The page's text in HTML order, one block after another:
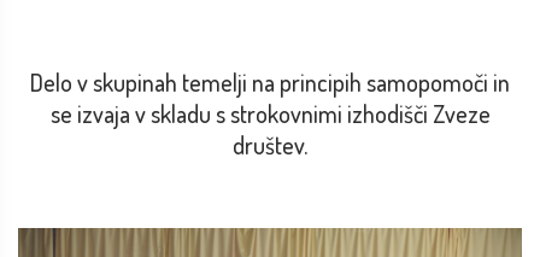
Delo v skupinah temelji na principih samopomoči in
se izvaja v skladu s strokovnimi izhodišči Zveze
društev.